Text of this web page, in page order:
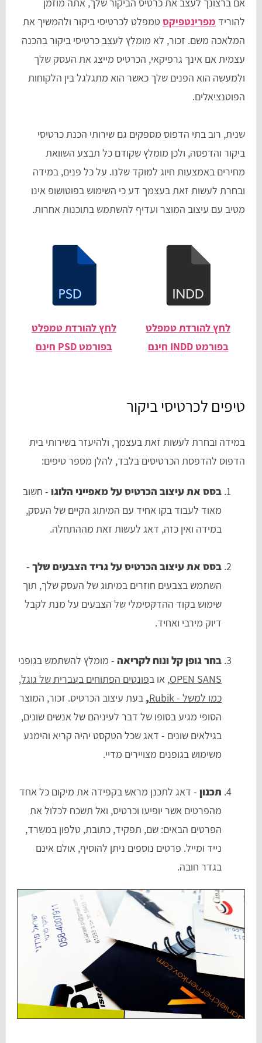
להוריד מפרינטפיקסטמפלט לכרטיסי ביקור ולהמשיך את
המלאכה משם. זכור, לא מומלץ לעצב כרטיסי ביקור בהכנה
עצמית אם אינך גרפיקאי, הכרטיס מייצג את העסק שלך
ולמעשה הוא הפנים שלך כאשר הוא מתגלגל בין הלקוחות
הפוטנציאלים.
שנית, רוב בתי הדפוס מספקים גם שירותי הכנת כרטיסי
ביקור והדפסה, ולכן מומלץ שקודם כל תבצע השוואת
מחירים באמצעות חיוג למוקד שלנו. על כל פנים, במידה
ובחרת לעשות זאת בעצמך דע כי השימוש בפוטושופ אינו
מטיב עם עיצוב המוצר ועדיף להשתמש בתוכנות אחרות.
לחץ להורדת טמפלט
בפורמט INDD חינם
לחץ להורדת טמפלט
בפורמט PSD חינם
טיפים לכרטיסי ביקור
במידה ובחרת לעשות זאת בעצמך, ולהיעזר בשירותי בית
הדפוס להדפסת הכרטיסים בלבד, להלן מספר טיפים:
בסס את עיצוב הכרטיס על מאפייני הלוגו - חשוב
מאוד לעבוד בקו אחיד עם המיתוג הקיים של העסק,
במידה ואין כזה, דאג לעשות זאת מההתחלה.
בסס את עיצוב הכרטיס על גריד הצבעים שלך -
השתמש בצבעים חוזרים במיתוג של העסק שלך, תוך
שימוש בקוד ההדקסימלי של הצבעים על מנת לקבל
דיוק מירבי ואחיד.
בחר גופן קל ונוח לקריאה - מומלץ להשתמש בגופני
OPEN SANS, או בפונטים הפתוחים בעברית של גוגל,
כמו למשל - Rubik
, בעת עיצוב הכרטיס. זכור, המוצר
הסופי מגיע בסופו של דבר לעיניהם של אנשים שונים,
בגילאים שונים - דאג שכל הטקסט יהיה קריא והימנע
משימוש בגופנים מצויירים מדיי.
תכנון - דאג לתכנן מראש בקפידה את מיקום כל אחד
מהפרטים אשר יופיעו וכרטיס, ואל תשכח לכלול את
הפרטים הבאים: שם, תפקיד, כתובת, טלפון במשרד,
נייד ומייל. פרטים נוספים ניתן להוסיף, אולם אינם
בגדר חובה.